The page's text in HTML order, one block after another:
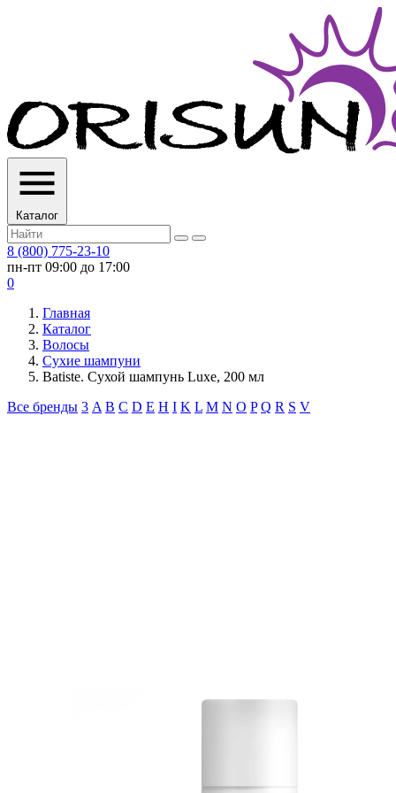
Каталог
8 (800) 775-23-10
пн-пт 09:00 до 17:00
0
Главная
Каталог
Волосы
Сухие шампуни
Batiste. Сухой шампунь Luxe, 200 мл
Все бренды 3 A B C D E H I K L M N O P Q R S V